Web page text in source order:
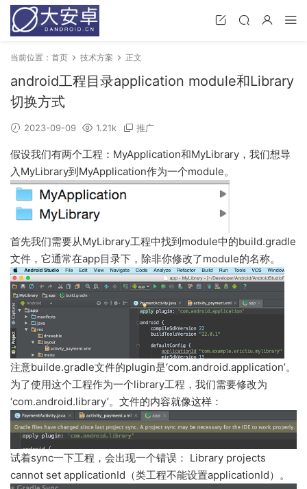
当前位置： 首页 技术方案 正文
android工程目录application module和Library
切换方式
2023-09-09 1.21k 推广
假设我们有两个工程：MyApplication和MyLibrary，我们想导
入MyLibrary到MyApplication作为一个module。
首先我们需要从MyLibrary工程中找到module中的build.gradle
文件，它通常在app目录下，除非你修改了module的名称。
注意builde.gradle文件的plugin是‘com.android.application’。
为了使用这个工程作为一个library工程，我们需要修改为
‘com.android.library’。文件的内容就像这样：
试着sync一下工程，会出现一个错误： Library projects
cannot set applicationId（类工程不能设置applicationId）。